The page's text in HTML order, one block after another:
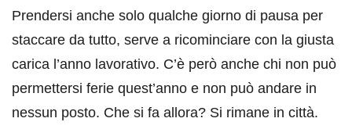
Prendersi anche solo qualche giorno di pausa per
staccare da tutto, serve a ricominciare con la giusta
carica l’anno lavorativo. C’è però anche chi non può
permettersi ferie quest’anno e non può andare in
nessun posto. Che si fa allora? Si rimane in città.